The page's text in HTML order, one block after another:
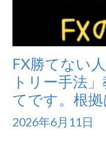
FX勝てない
トリー手法
てです。根
ドを見てね。
2026年6月11日